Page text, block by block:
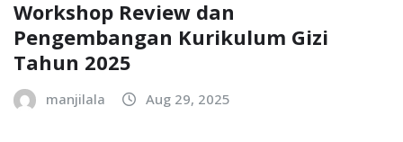
Workshop Review dan
Pengembangan Kurikulum Gizi
Tahun 2025
manjilala Aug 29, 2025